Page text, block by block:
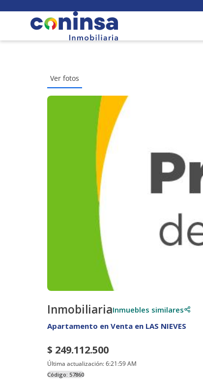
Ver fotos
InmobiliariaInmuebles similares
Apartamento en Venta en LAS NIEVES
$ 249.112.500
Última actualización:6:21:59 AM
Código: 57860